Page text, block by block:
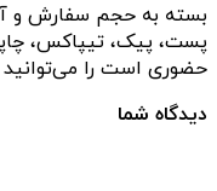
بسته به حجم سفارش و
پست، پیک، تیپاکس،
حضوری است را می‌توانید
دیدگاه شما